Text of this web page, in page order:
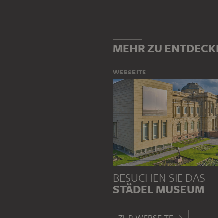
MEHR ZU
WEBSEITE
BESUCHEN SIE DAS
STÄDEL MUSEUM